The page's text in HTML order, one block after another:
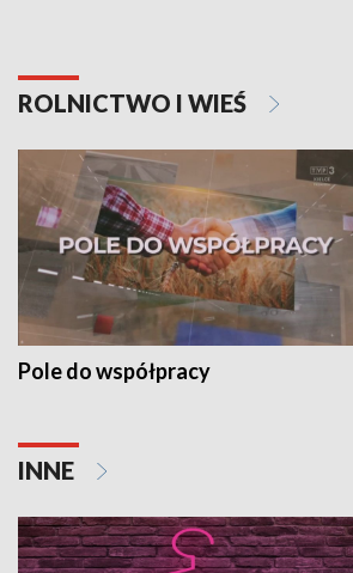
ROLNICTWO I WIEŚ
Pole do współpracy
INNE